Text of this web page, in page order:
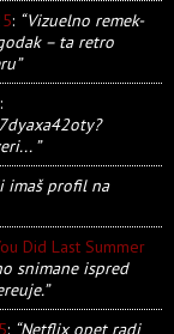
: “Vizuelno remek-
– ta retro
:
”
imaš profil na
Did Last Summer
snimane ispred
: “Netflix opet radi